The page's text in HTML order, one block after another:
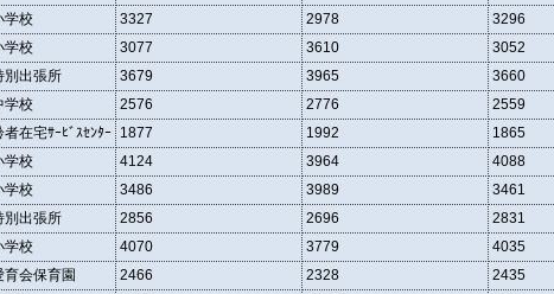
学校 3327 2978 3296
学校 3077 3610 3052
別出張所 3679 3965 3660
学校 2576 2776 2559
在宅ｻｰﾋﾞｽｾﾝﾀｰ 1877 1992 1865
学校 4124 3964 4088
学校 3486 3989 3461
別出張所 2856 2696 2831
学校 4070 3779 4035
会保育園 2466 2328 2435